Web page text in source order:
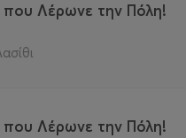
που Λέρωνε την Πόλη!
που Λέρωνε την Πόλη!